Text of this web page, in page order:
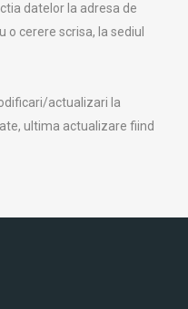
datelor la adresa de
o cerere scrisa, la sediul
actualizari la
ultima actualizare fiind